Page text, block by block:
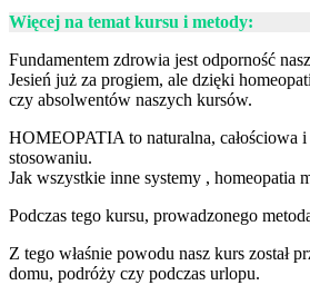
Więcej na temat kursu i metody:
Fundamentem zdrowia jest odporność
Jesień już za progiem, ale dzięki
czy absolwentów naszych kursów.
HOMEOPATIA to naturalna, całościowa
stosowaniu.
Jak wszystkie inne systemy , homeopatia
Podczas tego kursu, prowadzonego
Z tego właśnie powodu nasz kurs został
domu, podróży czy podczas urlopu.